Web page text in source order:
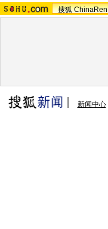
搜狐 ChinaRen
新闻中心